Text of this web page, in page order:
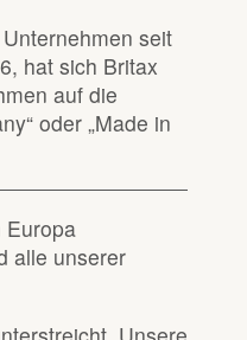
seit
hat sich Britax
auf die
oder „Made in
Europa
alle unserer